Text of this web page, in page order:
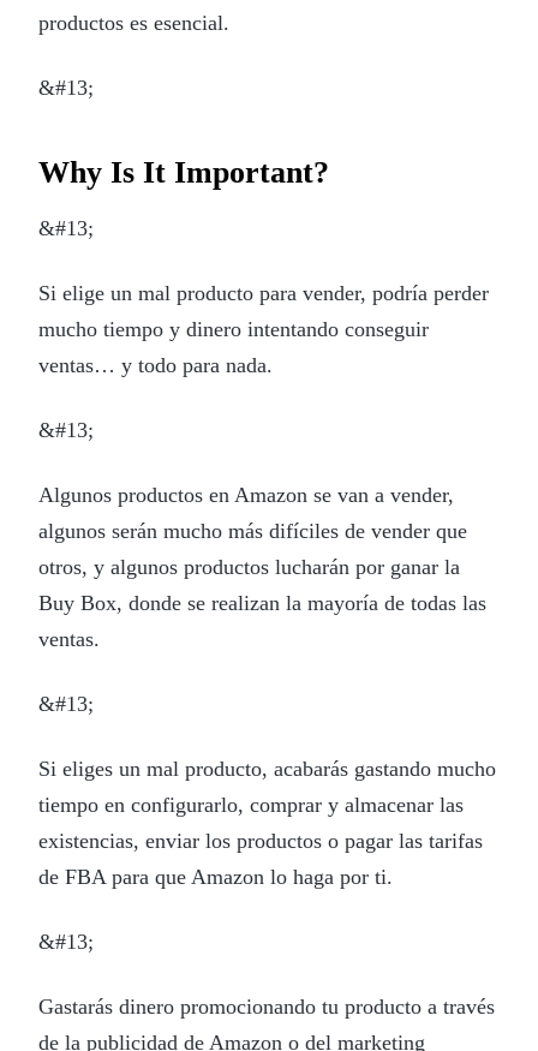
productos es esencial.
&#13;
Why Is It Important?
&#13;
Si elige un mal producto para vender, podría perder
mucho tiempo y dinero intentando conseguir
ventas… y todo para nada.
&#13;
Algunos productos en Amazon se van a vender,
algunos serán mucho más difíciles de vender que
otros, y algunos productos lucharán por ganar la
Buy Box, donde se realizan la mayoría de todas las
ventas.
&#13;
Si eliges un mal producto, acabarás gastando mucho
tiempo en configurarlo, comprar y almacenar las
existencias, enviar los productos o pagar las tarifas
de FBA para que Amazon lo haga por ti.
&#13;
Gastarás dinero promocionando tu producto a través
de la publicidad de Amazon o del marketing